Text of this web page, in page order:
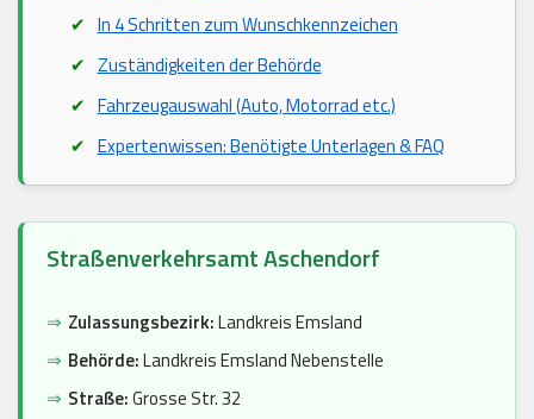
In 4 Schritten zum Wunschkennzeichen
Zuständigkeiten der Behörde
Fahrzeugauswahl (Auto, Motorrad etc.)
Expertenwissen: Benötigte Unterlagen & FAQ
Straßenverkehrsamt Aschendorf
⇒ Zulassungsbezirk:Landkreis Emsland
⇒ Behörde:Landkreis Emsland Nebenstelle
⇒ Straße:Grosse Str. 32